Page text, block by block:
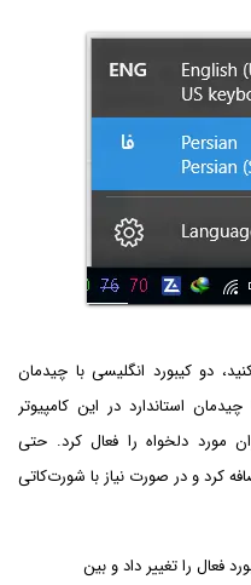
دو کیبورد انگلیسی با چیدمان
استاندارد در این کامپیوتر
مورد دلخواه را فعال کرد. حتی
کرد و در صورت نیاز با شورت‌کاتی
فعال را تغییر داد و بین